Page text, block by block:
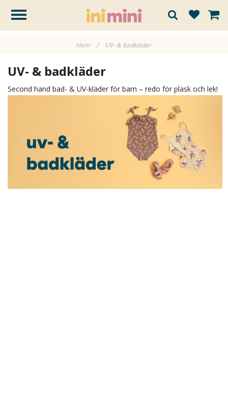
Hem / UV- & badkläder
UV- & badkläder
Second hand bad- & UV-kläder för barn – redo för plask och lek!